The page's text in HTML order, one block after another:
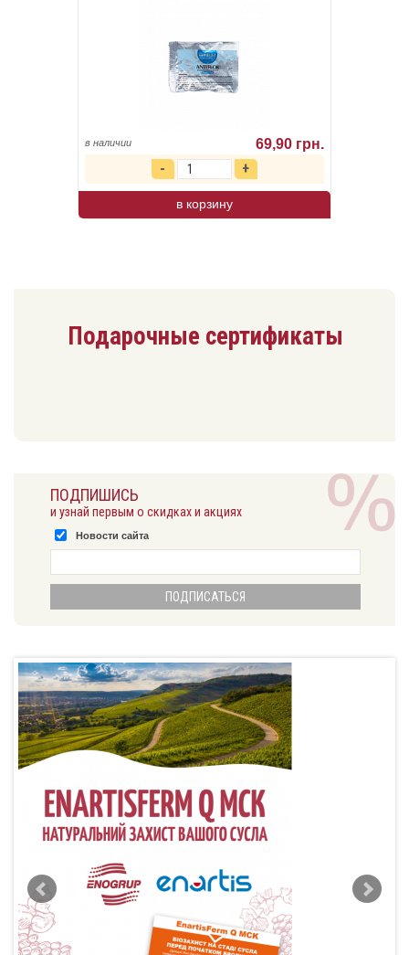
в наличии 69,90 грн.
в корзину
Подарочные сертификаты
ПОДПИШИСЬ
и узнай первым о скидках и акциях
Новости сайта